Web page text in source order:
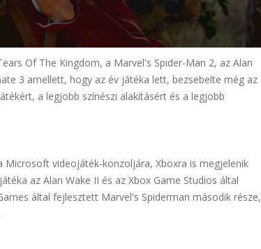
Of The Kingdom, a Marvel's Spider-Man 2, az Alan
3 amellett, hogy az év játéka lett, bezsebelte még az
a legjobb színészi alakításért és a legjobb
videojáték-konzoljára, Xboxra is megjelenik
az Alan Wake II és az Xbox Game Studios által
által fejlesztett Marvel's Spiderman második része,